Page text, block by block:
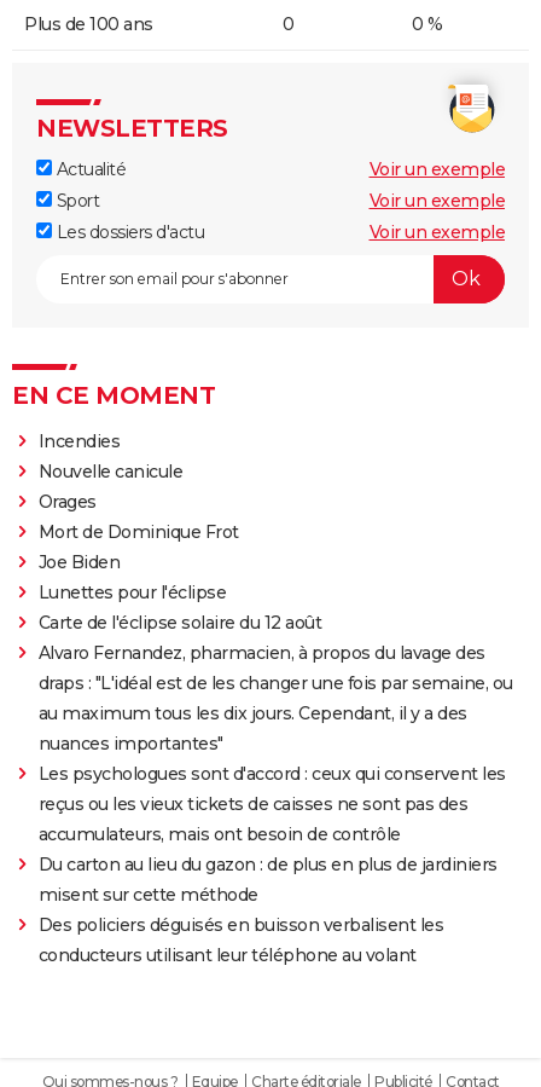
Plus de 100 ans 0 0 %
NEWSLETTERS
Actualité
Voir un exemple
Sport
Voir un exemple
Les dossiers d'actu
Voir un exemple
EN CE MOMENT
Incendies
Nouvelle canicule
Orages
Mort de Dominique Frot
Joe Biden
Lunettes pour l'éclipse
Carte de l'éclipse solaire du 12 août
Alvaro Fernandez, pharmacien, à propos du lavage des
draps : "L'idéal est de les changer une fois par semaine, ou
au maximum tous les dix jours. Cependant, il y a des
nuances importantes"
Les psychologues sont d'accord : ceux qui conservent les
reçus ou les vieux tickets de caisses ne sont pas des
accumulateurs, mais ont besoin de contrôle
Du carton au lieu du gazon : de plus en plus de jardiniers
misent sur cette méthode
Des policiers déguisés en buisson verbalisent les
conducteurs utilisant leur téléphone au volant
Qui sommes-nous ? Equipe Charte éditoriale Publicité Contact